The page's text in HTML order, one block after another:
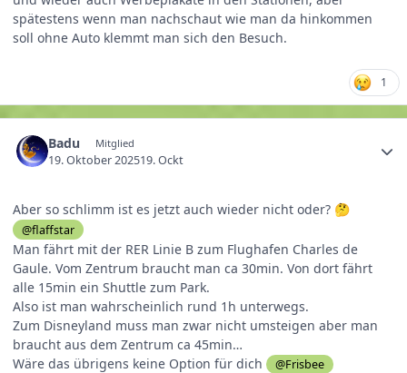
spätestens wenn man nachschaut wie man da hinkommen
soll ohne Auto klemmt man sich den Besuch.
1
Badu Mitglied
19. Oktober 202519. Ockt
Aber so schlimm ist es jetzt auch wieder nicht oder? 🤔
@flaffstar
Man fährt mit der RER Linie B zum Flughafen Charles de
Gaule. Vom Zentrum braucht man ca 30min. Von dort fährt
alle 15min ein Shuttle zum Park.
Also ist man wahrscheinlich rund 1h unterwegs.
Zum Disneyland muss man zwar nicht umsteigen aber man
braucht aus dem Zentrum ca 45min…
Wäre das übrigens keine Option für dich
@Frisbee